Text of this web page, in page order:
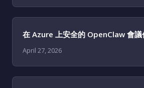
在 Azure 上安全的 OpenClaw 會議
April 27, 2026